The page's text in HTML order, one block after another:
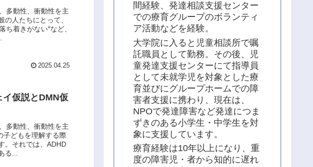
多動性、衝動性を主
人たちにとって、
ち着きがない″など、
2025.04.25
イ仮説とDMN仮
多動性、衝動性を主
子どもを理解する際
。それでは、ADHD
る...
間経験、発達相談支援センター
での療育グループのボランティ
ア活動などを経験。
大学院に入ると児童相談所で嘱
託職員として勤務。その後、児
童発達支援センターにて指導員
として未就学児を対象とした療
育並びにグループホームでの障
害者支援に携わり、現在は、
NPOで発達障害など発達につま
ずきのある小学生・中学生を対
象に支援しています。
療育経験は10年以上になり、重
度の障害児・者から知的に遅れ